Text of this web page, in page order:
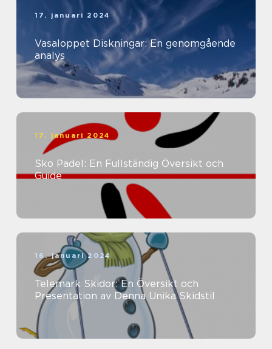
17. januari 2024
Vasaloppet Diskningar: En genomgående
analys
17. januari 2024
Sko Padel: En Fullständig Översikt och
Guide
16. januari 2024
Telemark Skidor: En Översikt och
Presentation av Denna Unika Skidstil